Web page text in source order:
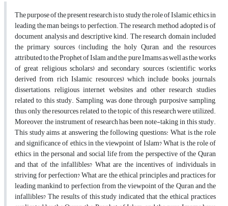
The purpose of the present research is to study the role of Islamic ethics in
leading the man beings to perfection. The research method adopted is of
document analysis and descriptive kind. The research domain included
the primary sources (including the holy Quran, and the resources
attributed to the Prophet of Islam and the pure Imams as well as the works
of great religious scholars) and secondary sources (scientific works
derived from rich Islamic resources) which include books, journals,
dissertations, religious internet websites and other research studies
related to this study. Sampling was done through purposive sampling,
thus only the resources related to the topic of this research were utilized.
Moreover, the instrument of research has been note-taking in this study.
This study aims at answering the following questions: What is the role
and significance of ethics in the viewpoint of Islam? What is the role of
ethics in the personal and social life from the perspective of the Quran
and that of the infallibles? What are the incentives of individuals in
striving for perfection? What are the ethical principles and practices for
leading mankind to perfection from the viewpoint of the Quran and the
infallibles? The results of this study indicated that the ethical practices